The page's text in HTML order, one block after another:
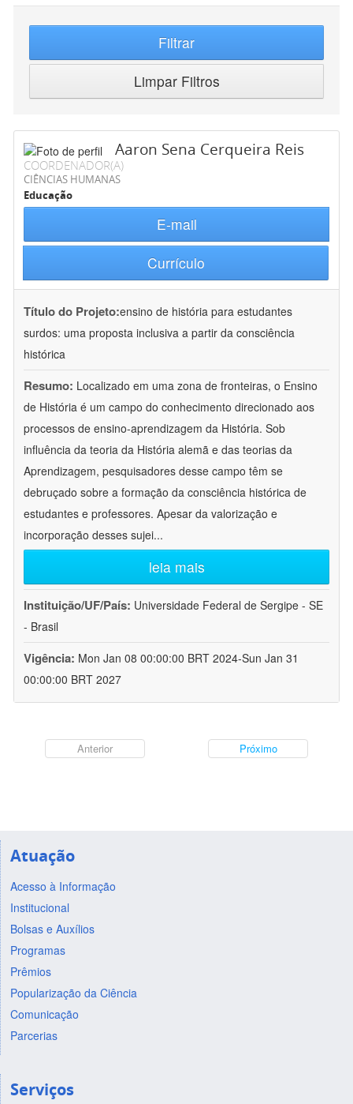
Filtrar
Limpar Filtros
Aaron Sena Cerqueira Reis
COORDENADOR(A)
CIÊNCIAS HUMANAS
Educação
E-mail
Currículo
Título do Projeto:ensino de história para estudantes
surdos: uma proposta inclusiva a partir da consciência
histórica
Resumo: Localizado em uma zona de fronteiras, o Ensino
de História é um campo do conhecimento direcionado aos
processos de ensino-aprendizagem da História. Sob
influência da teoria da História alemã e das teorias da
Aprendizagem, pesquisadores desse campo têm se
debruçado sobre a formação da consciência histórica de
estudantes e professores. Apesar da valorização e
incorporação desses sujei...
leia mais
Instituição/UF/País: Universidade Federal de Sergipe - SE
- Brasil
Vigência: Mon Jan 08 00:00:00 BRT 2024-Sun Jan 31
00:00:00 BRT 2027
Anterior Próximo
Atuação
Acesso à Informação
Institucional
Bolsas e Auxílios
Programas
Prêmios
Popularização da Ciência
Comunicação
Parcerias
Serviços